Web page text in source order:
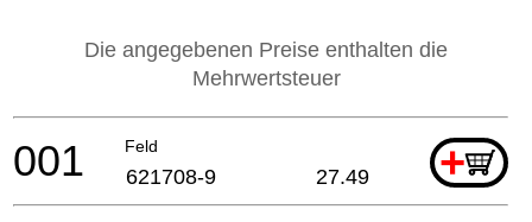
Die angegebenen Preise enthalten die
Mehrwertsteuer
Feld +
001 621708-9 27.49